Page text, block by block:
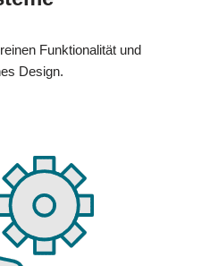
Funktionalität und
Design.